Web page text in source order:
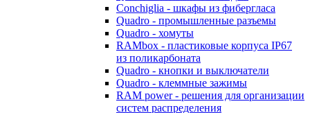
Conchiglia - шкафы из фибергласа
Quadro - промышленные разъемы
Quadro - хомуты
RAMbox - пластиковые корпуса IP67
из поликарбоната
Quadro - кнопки и выключатели
Quadro - клеммные зажимы
RAM power - решения для организации
систем распределения